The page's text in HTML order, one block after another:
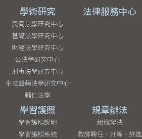
學術研究
民商法學研究中心
基礎法學研究中心
財經法學研究中心
公法學研究中心
刑事法學研究中心
生技醫藥法學研究中心
輔仁法學
法律服務中心
學習護照
學習護照說明
學習護照系統
規章辦法
組織辦法
教師聘任、升等、評鑑